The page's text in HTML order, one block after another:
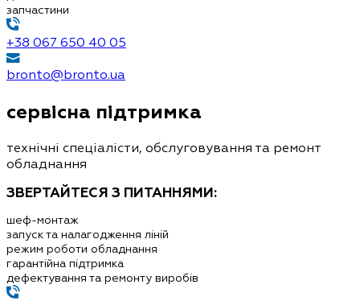
запчастини
+38 067 650 40 05
bronto@bronto.ua
сервісна підтримка
технічні спеціалісти, обслуговування та ремонт
обладнання
ЗВЕРТАЙТЕСЯ З ПИТАННЯМИ:
шеф-монтаж
запуск та налагодження ліній
режим роботи обладнання
гарантійна підтримка
дефектування та ремонту виробів